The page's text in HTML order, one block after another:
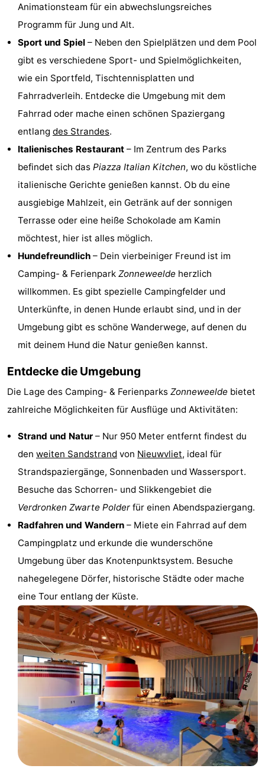
Städte
Natur
Sport
Schwimmbader
Radfahren
Wandern
-
Reiten
Golfplatze
Surfen
Sportangeln
Haifischzähne
Seehunden
Essen
und
Veranstaltungen
Forum
Route
-
Parken
Reisebuchshop
Medizin
Adressen
Region
Zeeland
Walcheren
Veere
Domburg
Zoutelande
Vlissingen
Middelburg
Zeeuws-
Vlaanderen
Animationsteam für ein abwechslungsreiches
Programm für Jung und Alt.
Sport und Spiel – Neben den Spielplätzen und dem Pool
gibt es verschiedene Sport- und Spielmöglichkeiten,
wie ein Sportfeld, Tischtennisplatten und
Fahrradverleih. Entdecke die Umgebung mit dem
Fahrrad oder mache einen schönen Spaziergang
entlang des Strandes.
Italienisches Restaurant – Im Zentrum des Parks
befindet sich das Piazza Italian Kitchen, wo du köstliche
italienische Gerichte genießen kannst. Ob du eine
ausgiebige Mahlzeit, ein Getränk auf der sonnigen
Terrasse oder eine heiße Schokolade am Kamin
möchtest, hier ist alles möglich.
Hundefreundlich – Dein vierbeiniger Freund ist im
Camping- & Ferienpark Zonneweelde herzlich
willkommen. Es gibt spezielle Campingfelder und
Unterkünfte, in denen Hunde erlaubt sind, und in der
Umgebung gibt es schöne Wanderwege, auf denen du
mit deinem Hund die Natur genießen kannst.
Entdecke die Umgebung
Die Lage des Camping- & Ferienparks Zonneweelde bietet
zahlreiche Möglichkeiten für Ausflüge und Aktivitäten:
Strand und Natur – Nur 950 Meter entfernt findest du
den weiten Sandstrand von Nieuwvliet, ideal für
Strandspaziergänge, Sonnenbaden und Wassersport.
Besuche das Schorren- und Slikkengebiet die
Verdronken Zwarte Polder für einen Abendspaziergang.
Radfahren und Wandern – Miete ein Fahrrad auf dem
Campingplatz und erkunde die wunderschöne
Umgebung über das Knotenpunktsystem. Besuche
nahegelegene Dörfer, historische Städte oder mache
eine Tour entlang der Küste.